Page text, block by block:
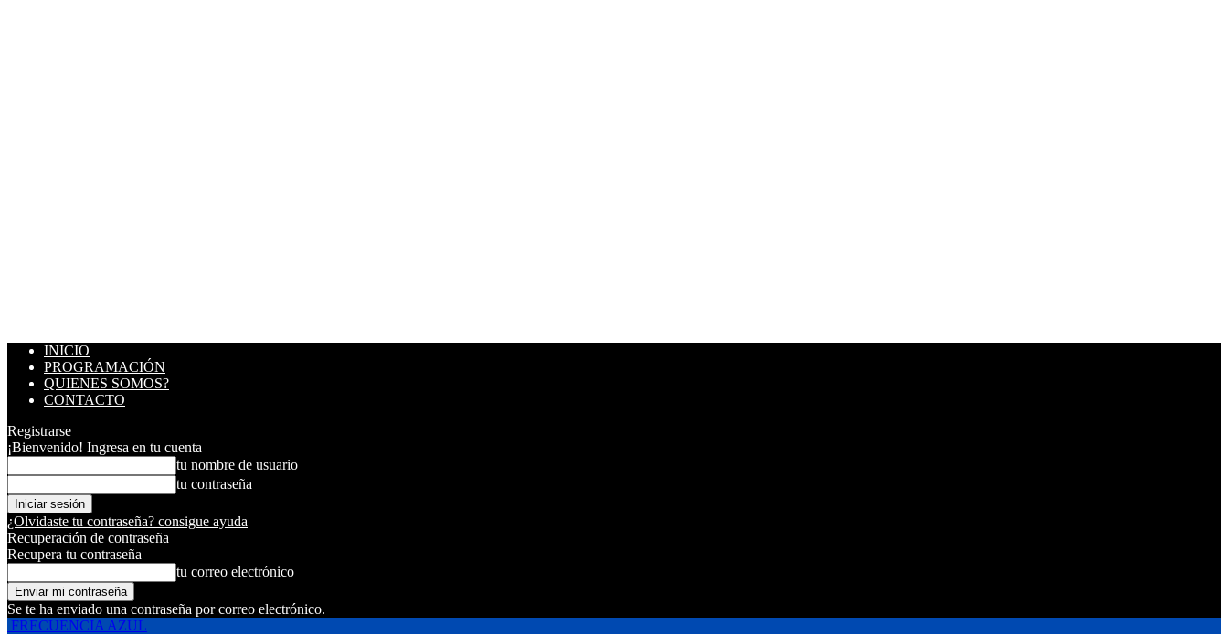
INICIO
PROGRAMACIÓN
QUIENES SOMOS?
CONTACTO
Registrarse
¡Bienvenido! Ingresa en tu cuenta
tu nombre de usuario
tu contraseña
¿Olvidaste tu contraseña? consigue ayuda
Recuperación de contraseña
Recupera tu contraseña
tu correo electrónico
Se te ha enviado una contraseña por correo electrónico.
FRECUENCIA AZUL